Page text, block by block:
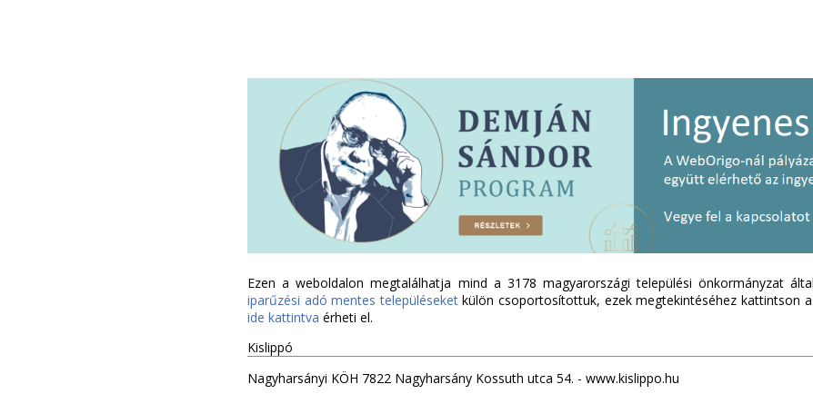
Ezen a weboldalon megtalálhatja mind a 3178 magyarországi települési önkormányzat
iparűzési adó mentes településeketkülön csoportosítottuk, ezek megtekintéséhez kattintson
ide kattintva érheti el.
Kislippó
Nagyharsányi KÖH 7822 Nagyharsány Kossuth utca 54. - www.kislippo.hu